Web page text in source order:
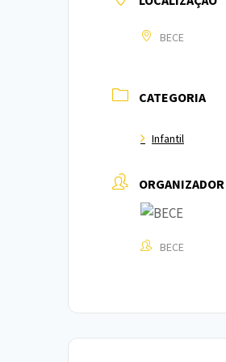
BECE
CATEGORIA
Infantil
ORGANIZADOR
BECE